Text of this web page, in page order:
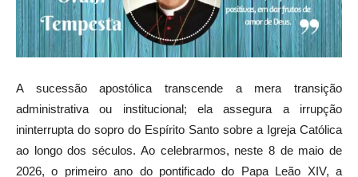
A sucessão apostólica transcende a mera transição
administrativa ou institucional; ela assegura a irrupção
ininterrupta do sopro do Espírito Santo sobre a Igreja Católica
ao longo dos séculos. Ao celebrarmos, neste 8 de maio de
2026, o primeiro ano do pontificado do Papa Leão XIV, a